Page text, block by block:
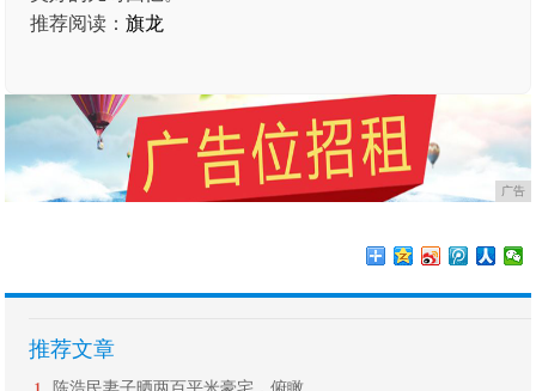
推荐阅读：旗龙
广告
推荐文章